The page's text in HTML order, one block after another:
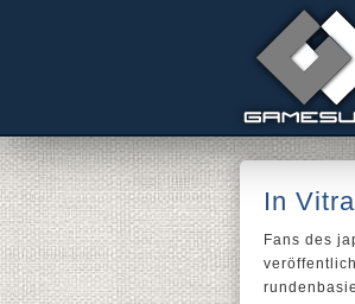
In
Fans des